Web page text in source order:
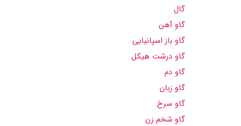
گال
گاو آهن
گاو باز اسپانیایی
گاو درشت هیکل
گاو دم
گاو زبان
گاو سرخ
گاو شخم زن